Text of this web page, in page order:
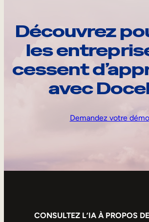
Découvrez
les
cessent
avec
Demandez votre démo
CONSULTEZ L’IA À PROPOS